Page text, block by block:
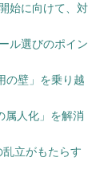
始に向けて、対
ル選びのポイン
の壁」を乗り越
属人化」を解消
立がもたらす